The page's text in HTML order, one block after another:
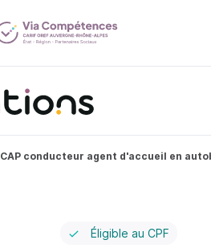
CAP conducteur agent d'accueil en
Éligible au CPF